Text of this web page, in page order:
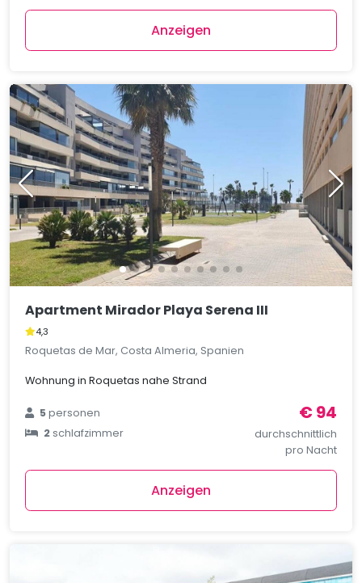
Anzeigen
Apartment Mirador Playa Serena III
4,3
Roquetas de Mar, Costa Almeria, Spanien
Wohnung in Roquetas nahe Strand
5personen
2schlafzimmer
€ 94
durchschnittlich
pro Nacht
Anzeigen